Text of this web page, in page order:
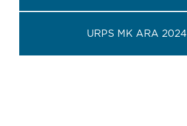
URPS MK ARA 2024